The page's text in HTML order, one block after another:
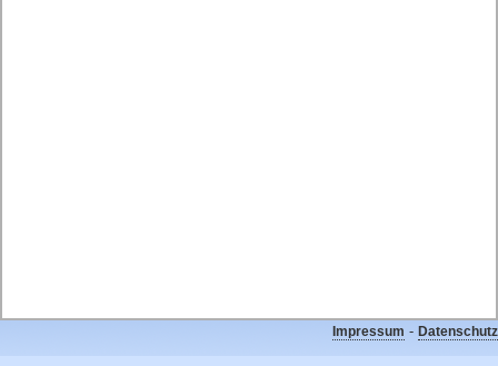
Impressum - Datenschutz